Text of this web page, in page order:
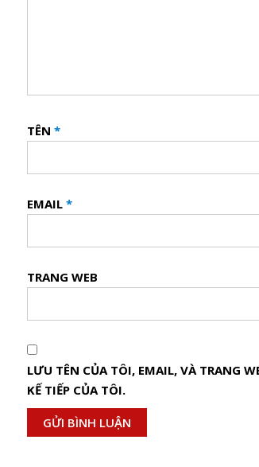
TÊN *
EMAIL *
TRANG WEB
LƯU TÊN CỦA TÔI, EMAIL, VÀ TRANG
KẾ TIẾP CỦA TÔI.